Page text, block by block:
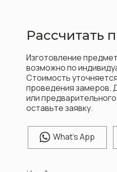
What's App
Рассчитать
Изготовление
возможно по
Стоимость
проведения замеров.
или
оставьте заявку.